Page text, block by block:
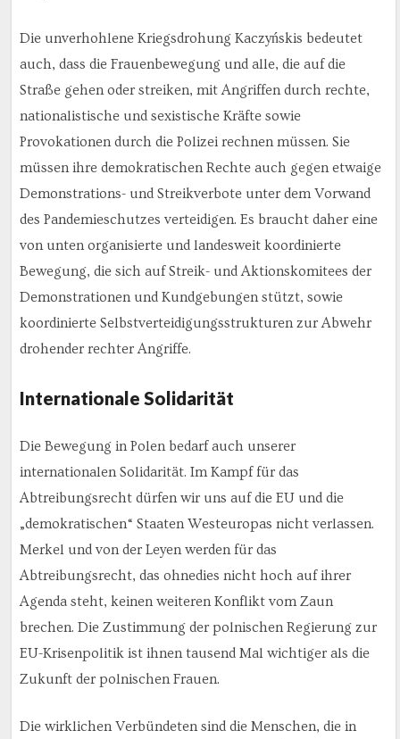
Die unverhohlene Kriegsdrohung Kaczyńskis bedeutet
auch, dass die Frauenbewegung und alle, die auf die
Straße gehen oder streiken, mit Angriffen durch rechte,
nationalistische und sexistische Kräfte sowie
Provokationen durch die Polizei rechnen müssen. Sie
müssen ihre demokratischen Rechte auch gegen etwaige
Demonstrations- und Streikverbote unter dem Vorwand
des Pandemieschutzes verteidigen. Es braucht daher eine
von unten organisierte und landesweit koordinierte
Bewegung, die sich auf Streik- und Aktionskomitees der
Demonstrationen und Kundgebungen stützt, sowie
koordinierte Selbstverteidigungsstrukturen zur Abwehr
drohender rechter Angriffe.
Internationale Solidarität
Die Bewegung in Polen bedarf auch unserer
internationalen Solidarität. Im Kampf für das
Abtreibungsrecht dürfen wir uns auf die EU und die
„demokratischen“ Staaten Westeuropas nicht verlassen.
Merkel und von der Leyen werden für das
Abtreibungsrecht, das ohnedies nicht hoch auf ihrer
Agenda steht, keinen weiteren Konflikt vom Zaun
brechen. Die Zustimmung der polnischen Regierung zur
EU-Krisenpolitik ist ihnen tausend Mal wichtiger als die
Zukunft der polnischen Frauen.
Die wirklichen Verbündeten sind die Menschen, die in